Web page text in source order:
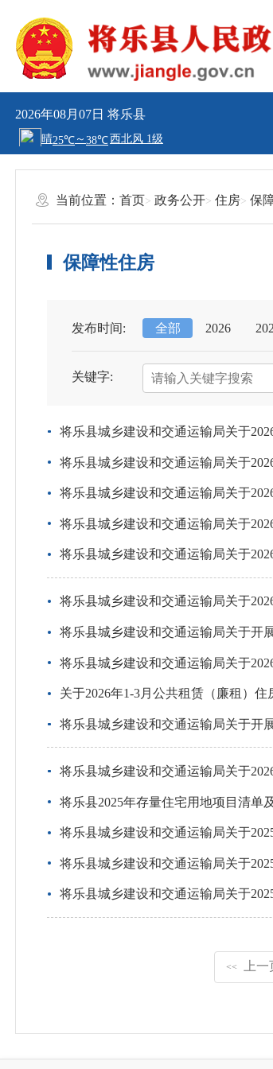
2026年08月07日将乐县
当前位置：首页 政务公开 住房 保
保障性住房
发布时间: 全部 2026
关键字:
将乐县城乡建设和交通运输局关于
将乐县城乡建设和交通运输局关于
将乐县城乡建设和交通运输局关于
将乐县城乡建设和交通运输局关于
将乐县城乡建设和交通运输局关于
将乐县城乡建设和交通运输局关于
将乐县城乡建设和交通运输局关于开
将乐县城乡建设和交通运输局关于
关于2026年1-3月公共租赁（廉租）
将乐县城乡建设和交通运输局关于开
将乐县城乡建设和交通运输局关于
将乐县2025年存量住宅用地项目清单
将乐县城乡建设和交通运输局关于
将乐县城乡建设和交通运输局关于
将乐县城乡建设和交通运输局关于
<< 上